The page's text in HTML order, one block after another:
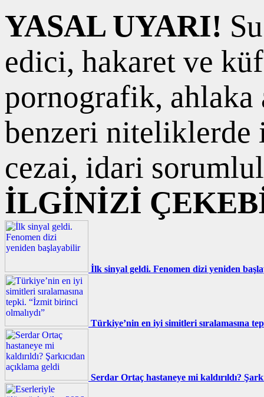
YASAL UYARI!
edici, hakaret ve
pornografik, ahlaka
benzeri niteliklerde
cezai, idari
İLGİNİZİ
İlk sinyal geldi. Fenomen dizi yeniden
Türkiye’nin en iyi simitleri sıralamasına
Serdar Ortaç hastaneye mi kaldırıldı?